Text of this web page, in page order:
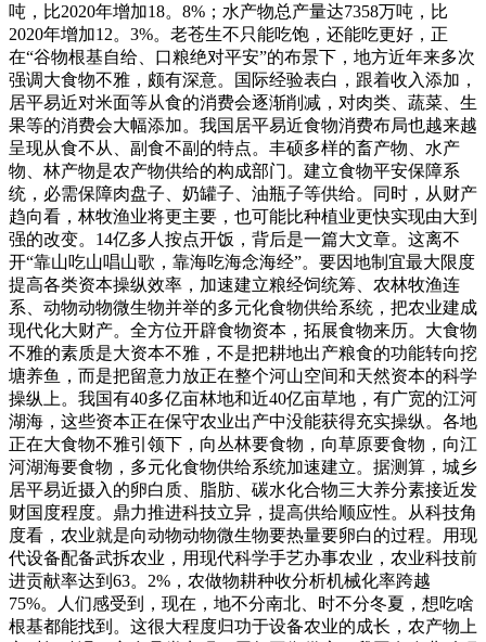
吨，比2020年增加18。8%；水产物总产量达7358万吨，比
2020年增加12。3%。老苍生不只能吃饱，还能吃更好，正
在“谷物根基自给、口粮绝对平安”的布景下，地方近年来多次
强调大食物不雅，颇有深意。国际经验表白，跟着收入添加，
居平易近对米面等从食的消费会逐渐削减，对肉类、蔬菜、生
果等的消费会大幅添加。我国居平易近食物消费布局也越来越
呈现从食不从、副食不副的特点。丰硕多样的畜产物、水产
物、林产物是农产物供给的构成部门。建立食物平安保障系
统，必需保障肉盘子、奶罐子、油瓶子等供给。同时，从财产
趋向看，林牧渔业将更主要，也可能比种植业更快实现由大到
强的改变。14亿多人按点开饭，背后是一篇大文章。这离不
开“靠山吃山唱山歌，靠海吃海念海经”。要因地制宜最大限度
提高各类资本操纵效率，加速建立粮经饲统筹、农林牧渔连
系、动物动物微生物并举的多元化食物供给系统，把农业建成
现代化大财产。全方位开辟食物资本，拓展食物来历。大食物
不雅的素质是大资本不雅，不是把耕地出产粮食的功能转向挖
塘养鱼，而是把留意力放正在整个河山空间和天然资本的科学
操纵上。我国有40多亿亩林地和近40亿亩草地，有广宽的江河
湖海，这些资本正在保守农业出产中没能获得充实操纵。各地
正在大食物不雅引领下，向丛林要食物，向草原要食物，向江
河湖海要食物，多元化食物供给系统加速建立。据测算，城乡
居平易近摄入的卵白质、脂肪、碳水化合物三大养分素接近发
财国度程度。鼎力推进科技立异，提高供给顺应性。从科技角
度看，农业就是向动物动物微生物要热量要卵白的过程。用现
代设备配备武拆农业，用现代科学手艺办事农业，农业科技前
进贡献率达到63。2%，农做物耕种收分析机械化率跨越
75%。人们感受到，现在，地不分南北、时不分冬夏，想吃啥
根基都能找到。这很大程度归功于设备农业的成长，农产物上